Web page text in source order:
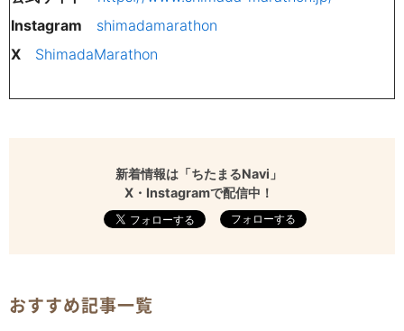
Instagram
shimadamarathon
X
ShimadaMarathon
新着情報は「ちたまるNavi」
X・Instagramで配信中！
フォローする
おすすめ記事一覧